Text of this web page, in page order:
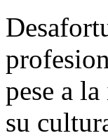
pese a
su